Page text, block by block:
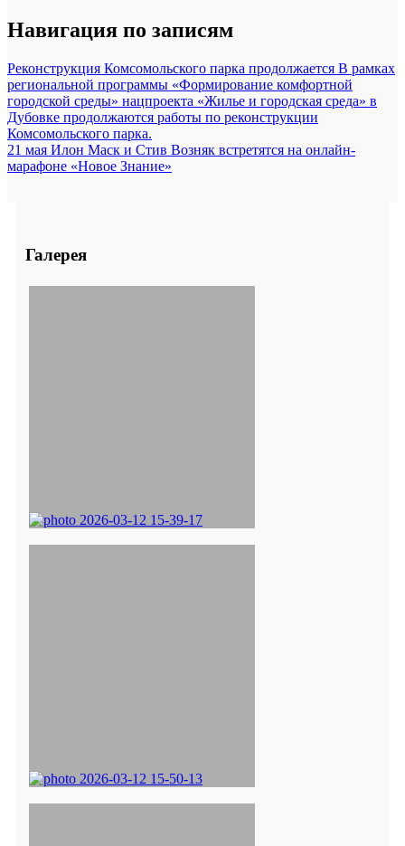
Навигация по записям
Реконструкция Комсомольского парка продолжается В рамках
региональной программы «Формирование комфортной
городской среды» нацпроекта «Жилье и городская среда» в
Дубовке продолжаются работы по реконструкции
Комсомольского парка.
21 мая Илон Маск и Стив Возняк встретятся на онлайн-
марафоне «Новое Знание»
Галерея